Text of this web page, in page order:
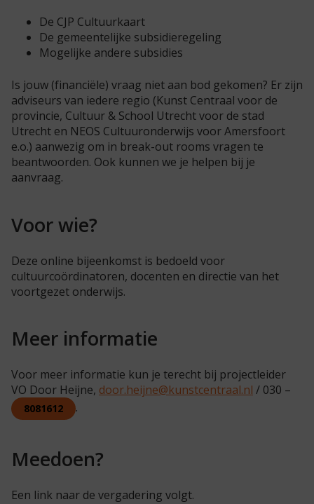
De CJP Cultuurkaart
De gemeentelijke subsidieregeling
Mogelijke andere subsidies
Is jouw (financiële) vraag niet aan bod gekomen? Er zijn
adviseurs van iedere regio (Kunst Centraal voor de
provincie, Cultuur & School Utrecht voor de stad
Utrecht en NEOS Cultuuronderwijs voor Amersfoort
e.o.) aanwezig om in break-out rooms vragen te
beantwoorden. Ook kunnen we je helpen bij je
aanvraag.
Voor wie?
Deze online bijeenkomst is bedoeld voor
cultuurcoördinatoren, docenten en directie van het
voortgezet onderwijs.
Meer informatie
Voor meer informatie kun je terecht bij projectleider
VO Door Heijne, door.heijne@kunstcentraal.nl / 030 –
8081612 .
Meedoen?
Een link naar de vergadering volgt.